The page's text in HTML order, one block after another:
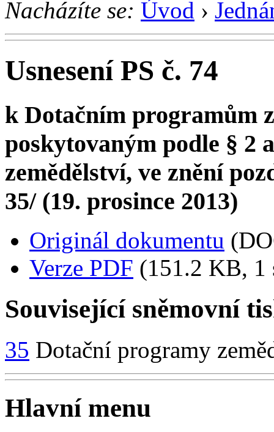
Nacházíte se: Úvod ›
Usnesení PS č. 74
k Dotačním programům
poskytovaným podle § 2
zemědělství, ve znění
35/ (19. prosince 2013)
Originál dokumentu
Verze PDF (151.2 KB, 1
Související sněmovní
35 Dotační programy
Hlavní menu